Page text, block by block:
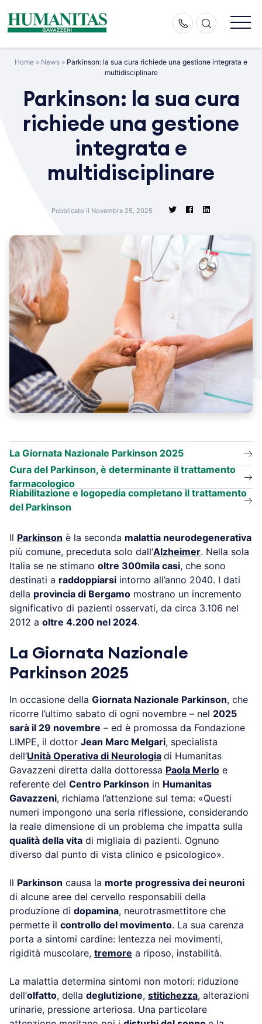
content
Home » News » Parkinson: la sua cura richiede una gestione integrata e
multidisciplinare
Parkinson: la sua cura
richiede una gestione
integrata e
multidisciplinare
Pubblicato il Novembre 25, 2025
La Giornata Nazionale Parkinson 2025
Cura del Parkinson, è determinante il trattamento
farmacologico
Riabilitazione e logopedia completano il trattamento
del Parkinson
Il Parkinson è la seconda malattia neurodegenerativa
più comune, preceduta solo dall’Alzheimer. Nella sola
Italia se ne stimano oltre 300mila casi, che sono
destinati a raddoppiarsi intorno all’anno 2040. I dati
della provincia di Bergamo mostrano un incremento
significativo di pazienti osservati, da circa 3.106 nel
2012 a oltre 4.200 nel 2024.
La Giornata Nazionale
Parkinson 2025
In occasione della Giornata Nazionale Parkinson, che
ricorre l’ultimo sabato di ogni novembre – nel 2025
sarà il 29 novembre – ed è promossa da Fondazione
LIMPE, il dottor Jean Marc Melgari, specialista
dell’Unità Operativa di Neurologia di Humanitas
Gavazzeni diretta dalla dottoressa Paola Merlo e
referente del Centro Parkinson in Humanitas
Gavazzeni, richiama l’attenzione sul tema: «Questi
numeri impongono una seria riflessione, considerando
la reale dimensione di un problema che impatta sulla
qualità della vita di migliaia di pazienti. Ognuno
diverso dal punto di vista clinico e psicologico».
Il Parkinson causa la morte progressiva dei neuroni
di alcune aree del cervello responsabili della
produzione di dopamina, neurotrasmettitore che
permette il controllo del movimento. La sua carenza
porta a sintomi cardine: lentezza nei movimenti,
rigidità muscolare, tremore a riposo, instabilità.
La malattia determina sintomi non motori: riduzione
dell’olfatto, della deglutizione, stitichezza, alterazioni
urinarie, pressione arteriosa. Una particolare